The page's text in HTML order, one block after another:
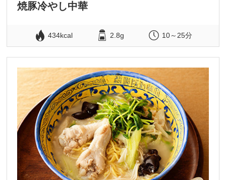
焼豚冷やし中華
434kcal 2.8g 10～25分